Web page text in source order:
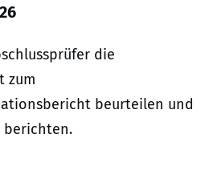
die
zum
beurteilen und
berichten.